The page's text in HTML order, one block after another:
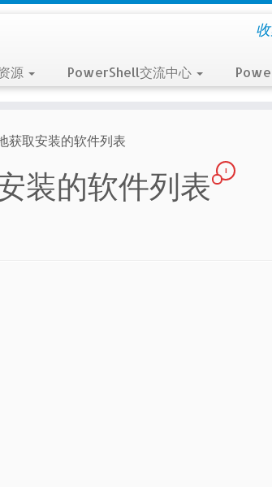
源 PowerShell交流中心
获取安装的软件列表
装的软件列表
1